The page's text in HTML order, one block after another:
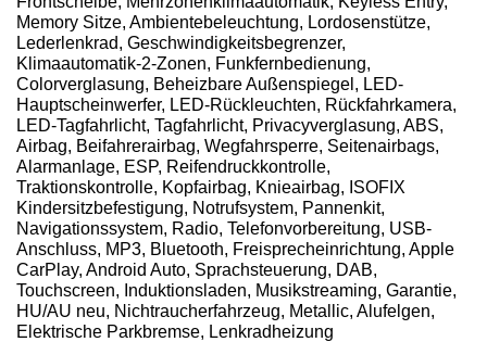
Memory Sitze, Ambientebeleuchtung, Lordosenstütze,
Lederlenkrad, Geschwindigkeitsbegrenzer,
Klimaautomatik-2-Zonen, Funkfernbedienung,
Colorverglasung, Beheizbare Außenspiegel, LED-
Hauptscheinwerfer, LED-Rückleuchten, Rückfahrkamera,
LED-Tagfahrlicht, Tagfahrlicht, Privacyverglasung, ABS,
Airbag, Beifahrerairbag, Wegfahrsperre, Seitenairbags,
Alarmanlage, ESP, Reifendruckkontrolle,
Traktionskontrolle, Kopfairbag, Knieairbag, ISOFIX
Kindersitzbefestigung, Notrufsystem, Pannenkit,
Navigationssystem, Radio, Telefonvorbereitung, USB-
Anschluss, MP3, Bluetooth, Freisprecheinrichtung, Apple
CarPlay, Android Auto, Sprachsteuerung, DAB,
Touchscreen, Induktionsladen, Musikstreaming, Garantie,
HU/AU neu, Nichtraucherfahrzeug, Metallic, Alufelgen,
Elektrische Parkbremse, Lenkradheizung